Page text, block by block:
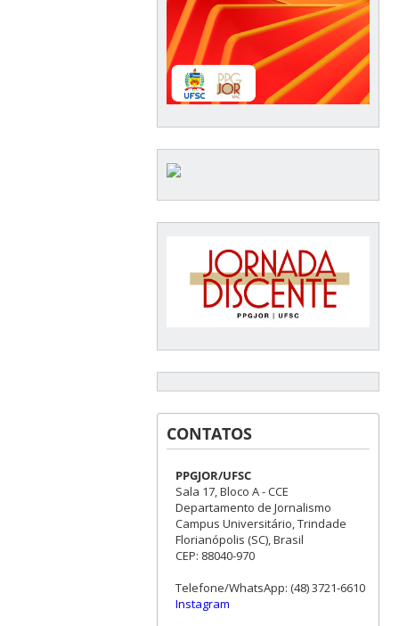
CONTATOS
PPGJOR/UFSC
Sala 17, Bloco A - CCE
Departamento de Jornalismo
Campus Universitário, Trindade
Florianópolis (SC), Brasil
CEP: 88040-970
Telefone/WhatsApp: (48) 3721-6610
Instagram